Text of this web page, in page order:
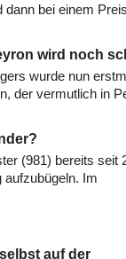
bei einem
wird noch
wurde nun
der vermutlich in
(981) bereits seit
aufzubügeln. Im
auf der